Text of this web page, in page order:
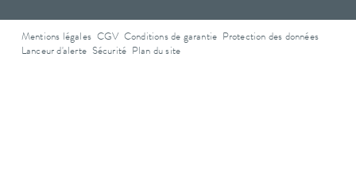
Mentions légales CGV Conditions de garantie
Protection des données
Lanceur d'alerte Sécurité Plan du site